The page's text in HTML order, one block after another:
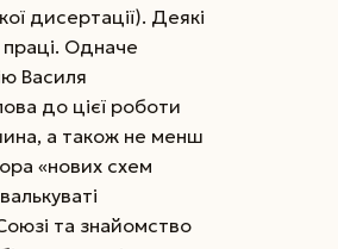
дисертації). Деякі
праці. Одначе
Василя
до цієї роботи
а також не менш
«нових схем
та знайомство